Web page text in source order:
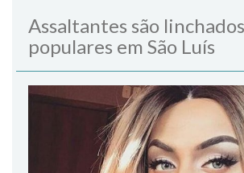
Assaltantes são
populares em São Luís